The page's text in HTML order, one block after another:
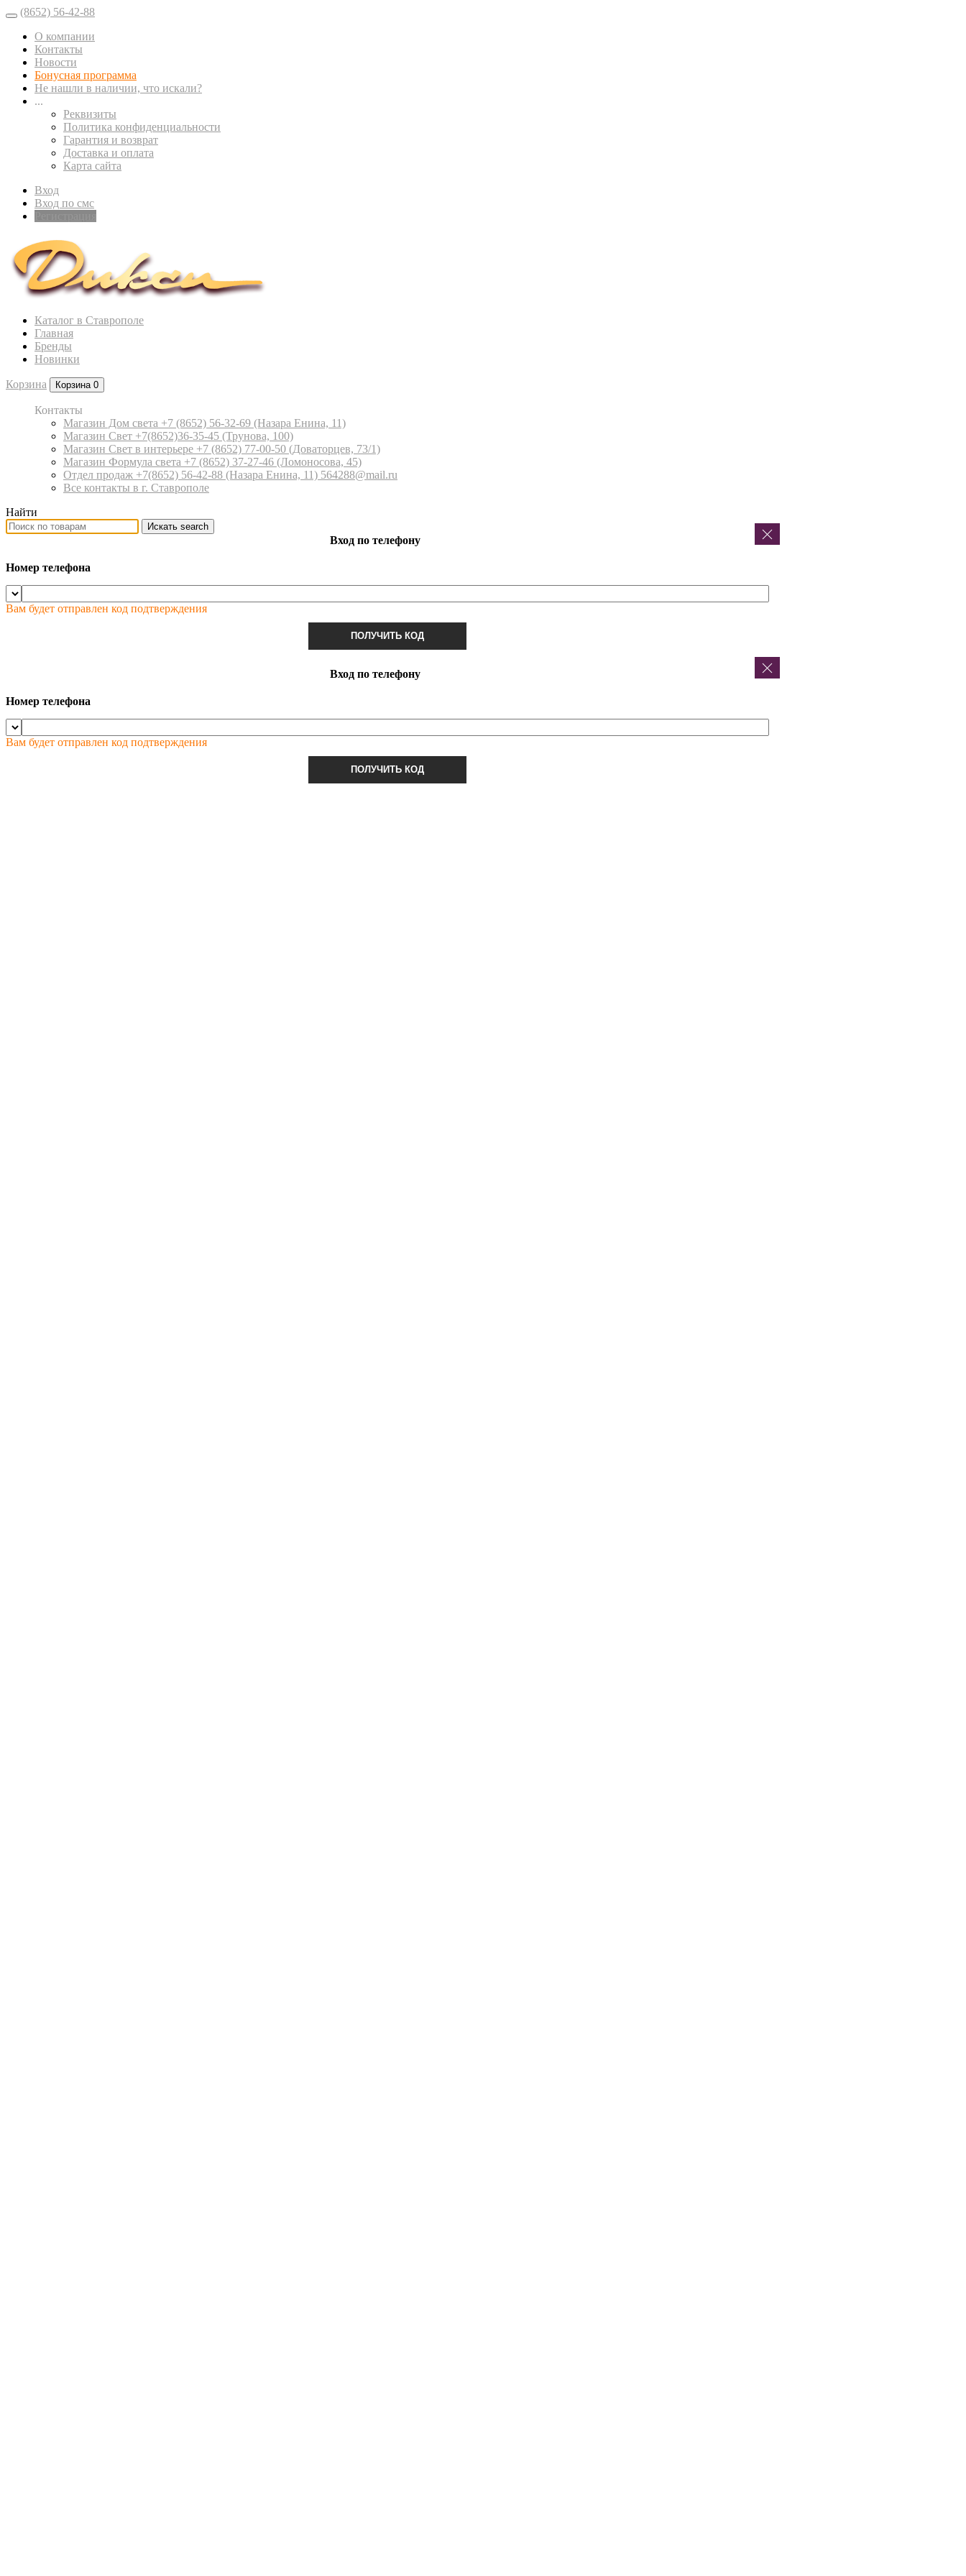
(8652) 56-42-88
О компании
Контакты
Новости
Бонусная программа
Не нашли в наличии, что искали?
...
Реквизиты
Политика конфиденциальности
Гарантия и возврат
Доставка и оплата
Карта сайта
Вход
Вход по смс
Каталог в Ставрополе
Главная
Бренды
Новинки
Корзина Корзина 0
Контакты
Магазин Дом света +7 (8652) 56-32-69 (Назара Енина, 11)
Магазин Свет +7(8652)36-35-45 (Трунова, 100)
Магазин Свет в интерьере +7 (8652) 77-00-50 (Доваторцев, 73/1)
Магазин Формула света +7 (8652) 37-27-46 (Ломоносова, 45)
Отдел продаж +7(8652) 56-42-88 (Назара Енина, 11) 564288@mail.ru
Все контакты в г. Ставрополе
Найти
Искать search
Вход по телефону
Номер телефона
Вам будет отправлен код подтверждения
ПОЛУЧИТЬ КОД
Вход по телефону
Номер телефона
Вам будет отправлен код подтверждения
ПОЛУЧИТЬ КОД